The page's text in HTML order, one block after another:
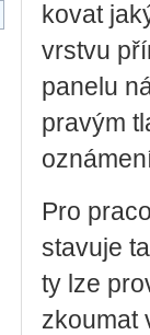
ko­vat
vrst­vu
pa­ne­lu
pra­vým
Pro
sta­vu­je
ty lze
zkou­mat